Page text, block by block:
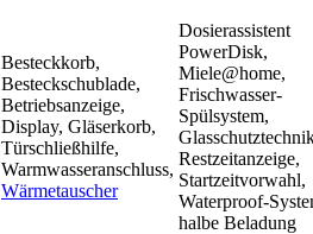
Besteckkorb,
Besteckschublade,
Betriebsanzeige,
Display, Gläserkorb,
Türschließhilfe,
Warmwasseranschluss,
Wärmetauscher
Dosierassistent
PowerDisk,
Miele@home,
Frischwasser-
Spülsystem,
Restzeitanzeige,
Startzeitvorwahl,
Waterproof-
halbe Beladung